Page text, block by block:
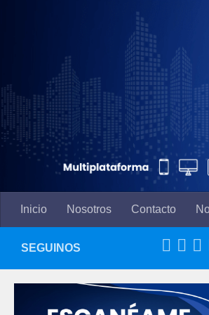
Inicio Nosotros Contacto
SEGUINOS